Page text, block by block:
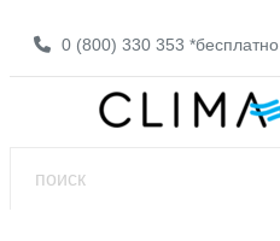
0 (800) 330 353 *бесплатно